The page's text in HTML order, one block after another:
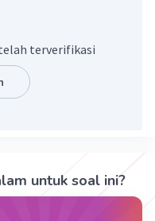
× 1/60 per detik
terverifikasi
untuk soal ini?